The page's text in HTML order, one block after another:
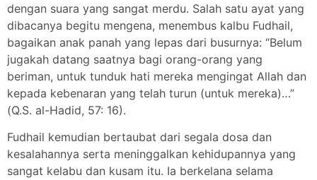
dengan suara yang sangat merdu. Salah satu ayat yang
dibacanya begitu mengena, menembus kalbu Fudhail,
bagaikan anak panah yang lepas dari busurnya: “Belum
jugakah datang saatnya bagi orang-orang yang
beriman, untuk tunduk hati mereka mengingat Allah dan
kepada kebenaran yang telah turun (untuk mereka)…”
(Q.S. al-Hadid, 57: 16).
Fudhail kemudian bertaubat dari segala dosa dan
kesalahannya serta meninggalkan kehidupannya yang
sangat kelabu dan kusam itu. Ia berkelana selama